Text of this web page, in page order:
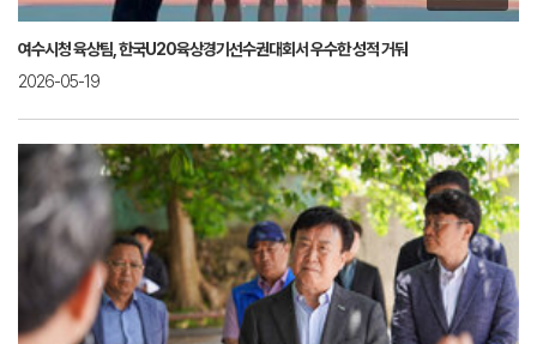
여수시청 육상팀, 한국U20육상경기선수권대회서 우수한 성적 거둬
2026-05-19